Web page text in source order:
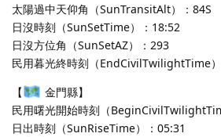
太陽過中天仰角（SunTransitAlt）：84S
日沒時刻（SunSetTime）：18:52
日沒方位角（SunSetAZ）：293
民用暮光終時刻（EndCivilTwilightTime
【
金門縣】
民用曙光開始時刻（
日出時刻（SunRiseTime）：05:31